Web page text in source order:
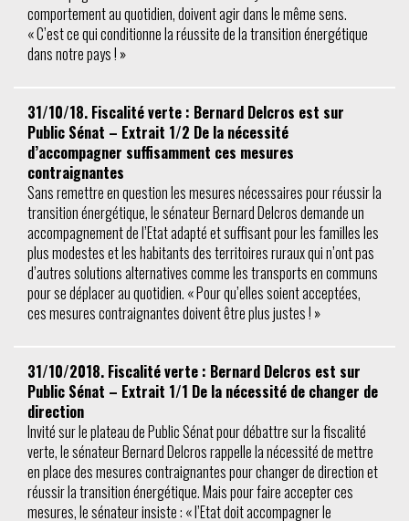
comportement au quotidien, doivent agir dans le même sens.
« C’est ce qui conditionne la réussite de la transition énergétique
dans notre pays ! »
31/10/18. Fiscalité verte : Bernard Delcros est sur
Public Sénat – Extrait 1/2 De la nécessité
d’accompagner suffisamment ces mesures
contraignantes
Sans remettre en question les mesures nécessaires pour réussir la
transition énergétique, le sénateur Bernard Delcros demande un
accompagnement de l’Etat adapté et suffisant pour les familles les
plus modestes et les habitants des territoires ruraux qui n’ont pas
d’autres solutions alternatives comme les transports en communs
pour se déplacer au quotidien. « Pour qu’elles soient acceptées,
ces mesures contraignantes doivent être plus justes ! »
31/10/2018. Fiscalité verte : Bernard Delcros est sur
Public Sénat – Extrait 1/1 De la nécessité de changer de
direction
Invité sur le plateau de Public Sénat pour débattre sur la fiscalité
verte, le sénateur Bernard Delcros rappelle la nécessité de mettre
en place des mesures contraignantes pour changer de direction et
réussir la transition énergétique. Mais pour faire accepter ces
mesures, le sénateur insiste : « l’Etat doit accompagner le